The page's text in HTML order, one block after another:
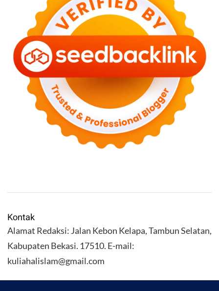
Kontak
Alamat Redaksi: Jalan Kebon Kelapa, Tambun Selatan,
Kabupaten Bekasi. 17510. E-mail:
kuliahalislam@gmail.com